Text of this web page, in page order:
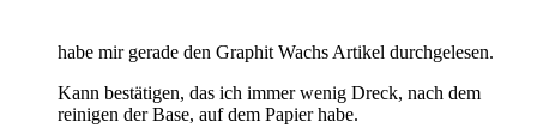
habe mir gerade den Graphit Wachs Artikel durchgelesen.
Kann bestätigen, das ich immer wenig Dreck, nach dem
reinigen der Base, auf dem Papier habe.